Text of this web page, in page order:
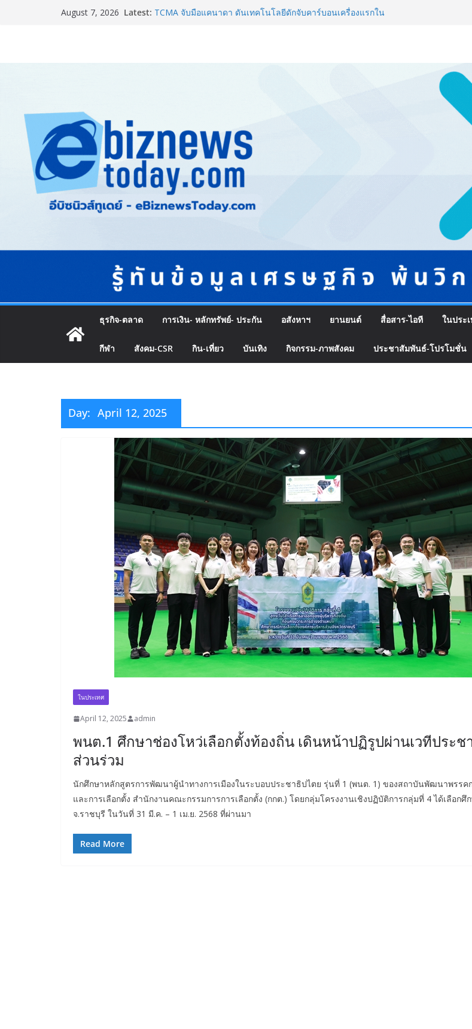
August 7, 2026 Latest: TCMA จับมือแคนาดา ดันเทคโนโลยีดักจับคาร์บอนเครื่องแรกใน
Guangzhou Yinghao School เผยวิสัยทัศน์การศึกษาที่พร้อมรับ
ธุรกิจ-ตลาด การเงิน- หลักทรัพย์- ประกัน อสังหาฯ ยานยนต์ สื่อสาร-ไอที ในประ
กีฬา สังคม-CSR กิน-เที่ยว บันเทิง กิจกรรม-ภาพสังคม ประชาสัมพันธ์-โปรโมชั่น
Day: April 12, 2025
ในประเทศ
April 12, 2025 admin
พนต.1 ศึกษาช่องโหว่เลือกตั้งท้องถิ่น เดินหน้าปฏิรูปผ่านเวทีประช
ส่วนร่วม
นักศึกษาหลักสูตรการพัฒนาผู้นำทางการเมืองในระบอบประชาธิปไตย รุ่นที่ 1 (พนต. 1) ของสถาบันพัฒนาพรรคก
และการเลือกตั้ง สำนักงานคณะกรรมการการเลือกตั้ง (กกต.) โดยกลุ่มโครงงานเชิงปฏิบัติการกลุ่มที่ 4 ได้เลือกศึ
จ.ราชบุรี ในวันที่ 31 มี.ค. – 1 เม.ย. 2568 ที่ผ่านมา
Read More